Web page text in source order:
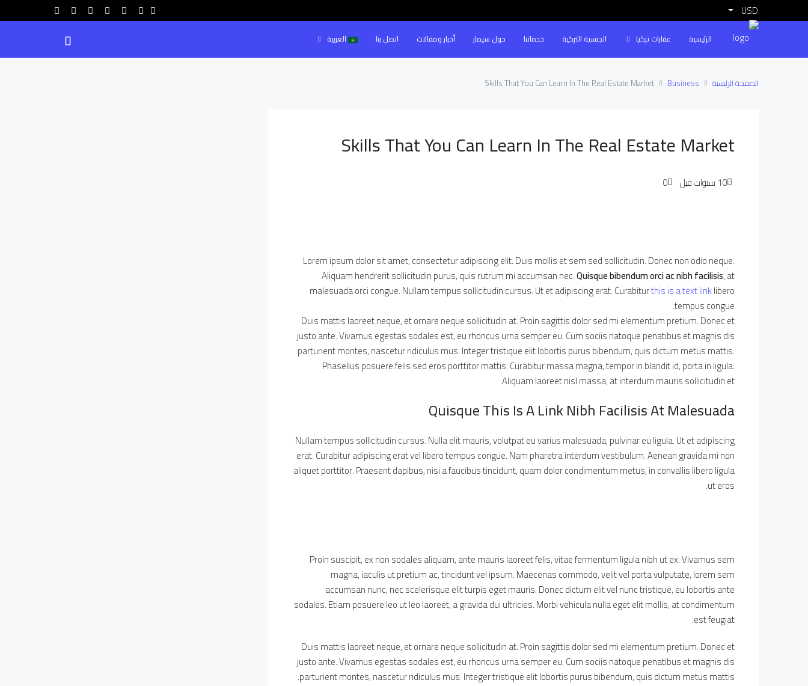
USD
الرئيسية عقارات تركيا الجنسية التركية خدماتنا حول سيماز أخبار ومقالات اتصل بنا العربية
الصفحة الرئيسية Business
Skills That You Can Learn In The Real Estate Market
Skills That You Can Learn In The Real Estate Market
0
Lorem ipsum dolor sit amet, consectetur adipiscing elit. Duis mollis et sem sed sollicitudin. Donec non odio neque.
Aliquam hendrerit sollicitudin purus, quis rutrum mi accumsan nec.Quisque bibendum orci ac nibh facilisis, at
malesuada orci congue. Nullam tempus sollicitudin cursus. Ut et adipiscing erat. Curabiturthis is a text linklibero
tempus congue.
Duis mattis laoreet neque, et ornare neque sollicitudin at. Proin sagittis dolor sed mi elementum pretium. Donec et
justo ante. Vivamus egestas sodales est, eu rhoncus urna semper eu. Cum sociis natoque penatibus et magnis dis
parturient montes, nascetur ridiculus mus. Integer tristique elit lobortis purus bibendum, quis dictum metus mattis.
Phasellus posuere felis sed eros porttitor mattis. Curabitur massa magna, tempor in blandit id, porta in ligula.
Aliquam laoreet nisl massa, at interdum mauris sollicitudin et.
Quisque This Is A Link Nibh Facilisis At Malesuada
Nullam tempus sollicitudin cursus. Nulla elit mauris, volutpat eu varius malesuada, pulvinar eu ligula. Ut et adipiscing
erat. Curabitur adipiscing erat vel libero tempus congue. Nam pharetra interdum vestibulum. Aenean gravida mi non
aliquet porttitor. Praesent dapibus, nisi a faucibus tincidunt, quam dolor condimentum metus, in convallis libero ligula
ut eros.
Proin suscipit, ex non sodales aliquam, ante mauris laoreet felis, vitae fermentum ligula nibh ut ex. Vivamus sem
magna, iaculis ut pretium ac, tincidunt vel ipsum. Maecenas commodo, velit vel porta vulputate, lorem sem
accumsan nunc, nec scelerisque elit turpis eget mauris. Donec dictum elit vel nunc tristique, eu lobortis ante
sodales. Etiam posuere leo ut leo laoreet, a gravida dui ultricies. Morbi vehicula nulla eget elit mollis, at condimentum
est feugiat.
Duis mattis laoreet neque, et ornare neque sollicitudin at. Proin sagittis dolor sed mi elementum pretium. Donec et
justo ante. Vivamus egestas sodales est, eu rhoncus urna semper eu. Cum sociis natoque penatibus et magnis dis
parturient montes, nascetur ridiculus mus. Integer tristique elit lobortis purus bibendum, quis dictum metus mattis.